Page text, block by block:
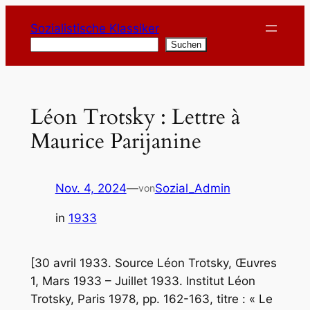
Inhalt
springen
Sozialistische Klassiker
Suchen
Léon Trotsky : Lettre à
Maurice Parijanine
Nov. 4, 2024—vonSozial_Admin
in 1933
[30 avril 1933. Source Léon Trotsky, Œuvres
1, Mars 1933 – Juillet 1933. Institut Léon
Trotsky, Paris 1978, pp. 162-163, titre : « Le